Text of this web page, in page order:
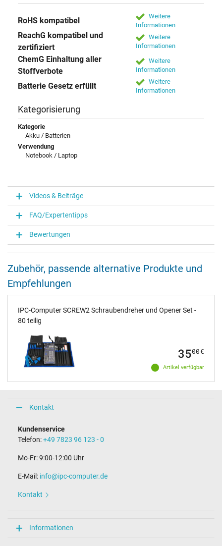
RoHS kompatibel
Weitere
Informationen
ReachG kompatibel und
zertifiziert
Weitere
Informationen
ChemG Einhaltung aller
Stoffverbote
Weitere
Informationen
Batterie Gesetz erfüllt
Weitere
Informationen
Kategorisierung
Kategorie
Akku / Batterien
Verwendung
Notebook / Laptop
Videos & Beiträge
FAQ/Expertentipps
Bewertungen
Zubehör, passende alternative Produkte und
Empfehlungen
IPC-Computer SCREW2 Schraubendreher und Opener Set -
80 teilig
Artikel verfügbar
3500€
Kontakt
Kundenservice
Telefon:+49 7823 96 123 - 0
Mo-Fr: 9:00-12:00 Uhr
E-Mail: info@ipc-computer.de
Kontakt
Informationen